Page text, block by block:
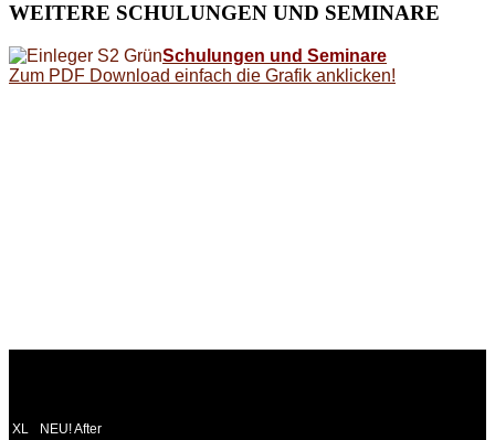
WEITERE SCHULUNGEN UND SEMINARE
Schulungen und Seminare
Zum PDF Download einfach die Grafik anklicken!
XL
NEU! After